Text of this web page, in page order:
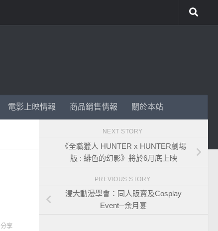
電影上映情報 商品銷售情報 關於本站
分享
NEXT STORY
《全職獵人 HUNTER x HUNTER劇場
版 : 緋色的幻影》將於6月底上映
PREVIOUS STORY
浸大動漫學會：同人販賣及Cosplay
Event─余月宴